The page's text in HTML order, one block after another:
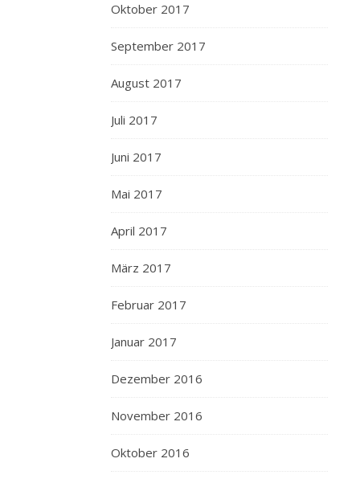
Oktober 2017
September 2017
August 2017
Juli 2017
Juni 2017
Mai 2017
April 2017
März 2017
Februar 2017
Januar 2017
Dezember 2016
November 2016
Oktober 2016